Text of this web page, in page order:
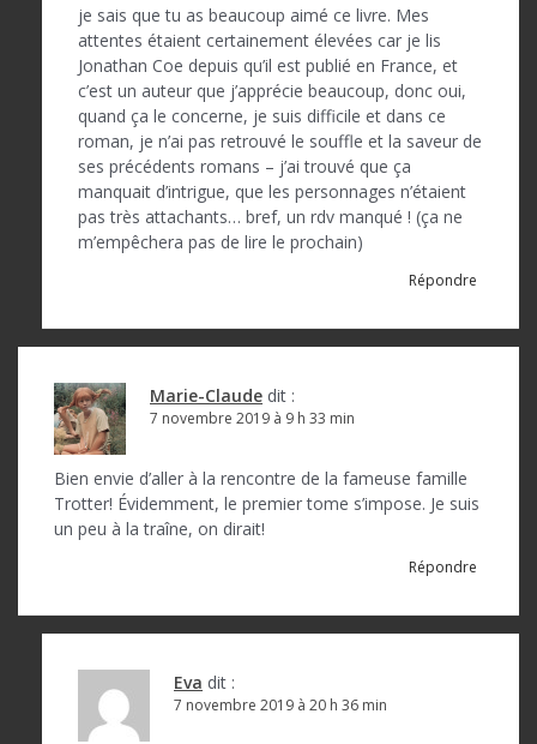
je sais que tu as beaucoup aimé ce livre. Mes
attentes étaient certainement élevées car je lis
Jonathan Coe depuis qu’il est publié en France, et
c’est un auteur que j’apprécie beaucoup, donc oui,
quand ça le concerne, je suis difficile et dans ce
roman, je n’ai pas retrouvé le souffle et la saveur de
ses précédents romans – j’ai trouvé que ça
manquait d’intrigue, que les personnages n’étaient
pas très attachants… bref, un rdv manqué ! (ça ne
m’empêchera pas de lire le prochain)
Répondre
Marie-Claude dit :
7 novembre 2019 à 9 h 33 min
Bien envie d’aller à la rencontre de la fameuse famille
Trotter! Évidemment, le premier tome s’impose. Je suis
un peu à la traîne, on dirait!
Répondre
Eva dit :
7 novembre 2019 à 20 h 36 min